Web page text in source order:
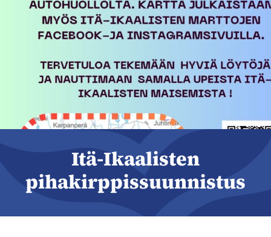
Itä-Ikaalisten
pihakirppissuunnistus